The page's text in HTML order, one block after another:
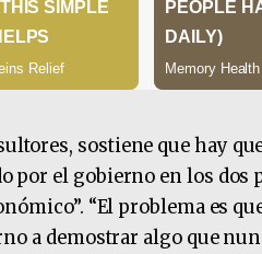
sostiene que hay
por el gobierno en los dos
“El problema es
a demostrar algo que